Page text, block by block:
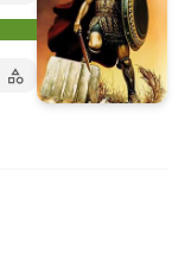
کتاب‌های متنی